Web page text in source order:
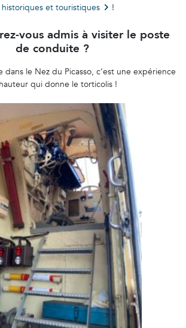
et touristiques
!
vous admis à visiter le poste
de conduite ?
le Nez du Picasso, c’est une expérience
qui donne le torticolis !